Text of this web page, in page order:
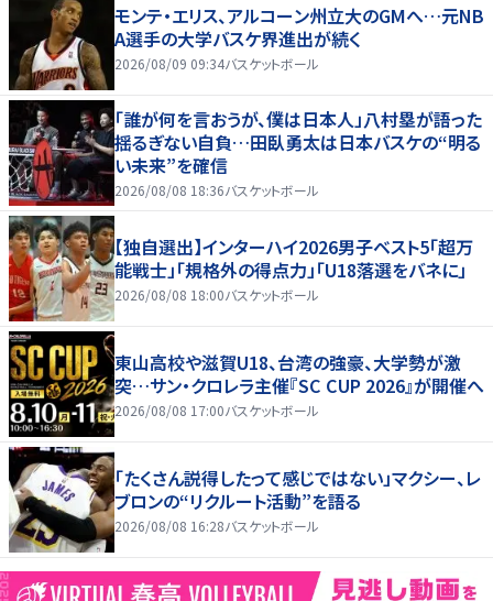
モンテ・エリス、アルコーン州立大のGMへ…元NB
A選手の大学バスケ界進出が続く
2026/08/09 09:34バスケットボール
「誰が何を言おうが、僕は日本人」八村塁が語った
揺るぎない自負…田臥勇太は日本バスケの“明る
い未来”を確信
2026/08/08 18:36バスケットボール
【独自選出】インターハイ2026男子ベスト5「超万
能戦士」「規格外の得点力」「U18落選をバネに」
2026/08/08 18:00バスケットボール
東山高校や滋賀U18、台湾の強豪、大学勢が激
突…サン・クロレラ主催『SC CUP 2026』が開催へ
2026/08/08 17:00バスケットボール
「たくさん説得したって感じではない」マクシー、レ
ブロンの“リクルート活動”を語る
2026/08/08 16:28バスケットボール